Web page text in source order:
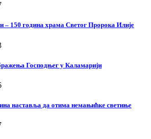
– 150 година храма Светог Пророка Илије
Господњег у Каламарији
наставља да отима немањићке светиње